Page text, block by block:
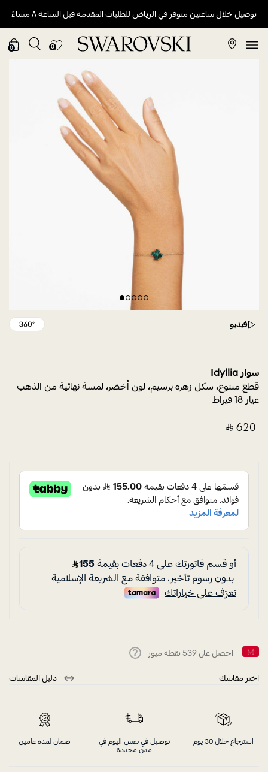
توصيل خلال ساعتين متوفر في الرياض للطلبات المقدمة قبل الساعة ٨ مساءً
0
0
فيديو
سوار Idyllia
قطع متنوع، شكل زهرة برسيم، لون أخضر، لمسة نهائية من الذهب
عيار 18 قيراط
‎ ⃁ ⁦620⁩ ‎
احصل على 539 نقطة ميوز
اختر مقاسك
دليل المقاسات
استرجاع خلال 30 يوم
توصيل في نفس اليوم في
مدن محددة
ضمان لمدة عامين